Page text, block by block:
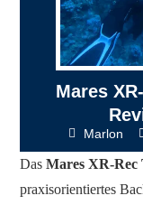
Mares
Marlon
DasMares XR-Rec
praxisorientiertes